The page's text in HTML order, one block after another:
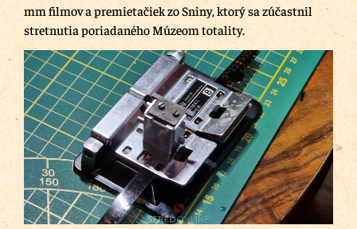
mm filmov a premietačiek zo Sniny, ktorý sa zúčastnil
stretnutia poriadaného Múzeom totality.